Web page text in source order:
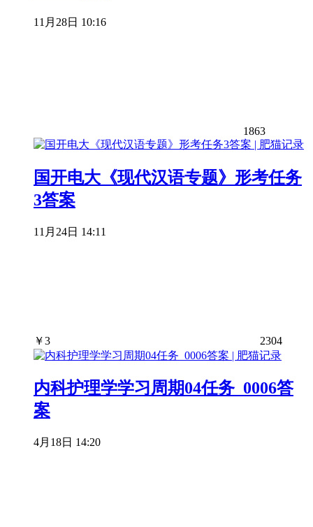
11月28日 10:16
1863
国开电大《现代汉语专题》形考任务
3答案
11月24日 14:11
￥3 2304
内科护理学学习周期04任务_0006答
案
4月18日 14:20